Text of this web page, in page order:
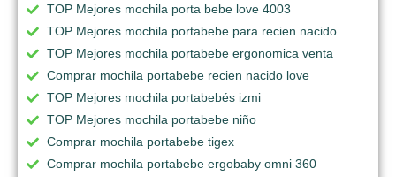
TOP Mejores mochila porta bebe love 4003
TOP Mejores mochila portabebe para recien nacido
TOP Mejores mochila portabebe ergonomica venta
Comprar mochila portabebe recien nacido love
TOP Mejores mochila portabebés izmi
TOP Mejores mochila portabebe niño
Comprar mochila portabebe tigex
Comprar mochila portabebe ergobaby omni 360